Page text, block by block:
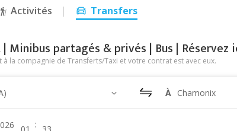
Activités Transfers
Minibus partagés & privés | Bus | Réservez
la compagnie de Transferts/Taxi et votre contrat est avec eux.
À Chamonix
: